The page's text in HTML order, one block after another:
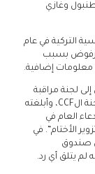
وغازي
التركية في عام
أن طلبه مرفوض بسبب
معلومات إضافية.
إلى لجنة مراقبة
ملفات الإنتربول (CCF). في 29 ديسمبر 2023، ردت لجنة الCCF، وأبلغته
العام في
3 يناير 2016، بتهمة ”تزوير الأختام“. في
إلى صندوق
لم يتلق أي رد.